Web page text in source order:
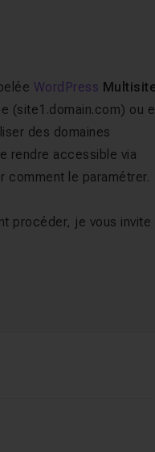
WordPress
(site1.domain.com) ou
des domaines
rendre accessible via
comment le paramétrer.
procéder, je vous invite